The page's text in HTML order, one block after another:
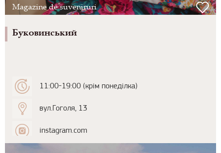
Magazine de suveniruri
Буковинський
11:00-19:00 (крім понеділка)
вул.Гоголя, 13
instagram.com